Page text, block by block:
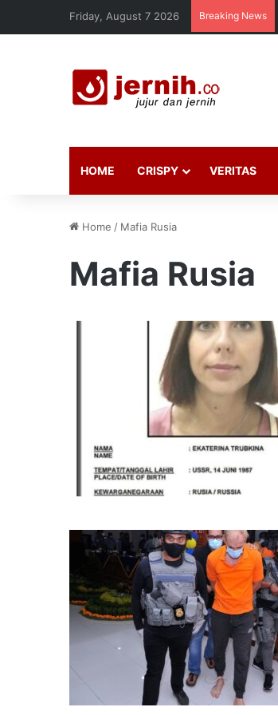
Friday, August 7 2026 Breaking News
HOME CRISPY VERITAS
Home / Mafia Rusia
Mafia Rusia